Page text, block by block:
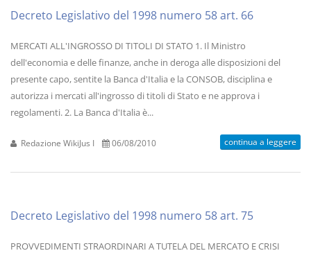
Decreto Legislativo del 1998 numero 58 art. 66
MERCATI ALL'INGROSSO DI TITOLI DI STATO 1. Il Ministro
dell'economia e delle finanze, anche in deroga alle disposizioni del
presente capo, sentite la Banca d'Italia e la CONSOB, disciplina e
autorizza i mercati all'ingrosso di titoli di Stato e ne approva i
regolamenti. 2. La Banca d'Italia è...
Redazione WikiJus I 06/08/2010 continua a leggere
Decreto Legislativo del 1998 numero 58 art. 75
PROVVEDIMENTI STRAORDINARI A TUTELA DEL MERCATO E CRISI